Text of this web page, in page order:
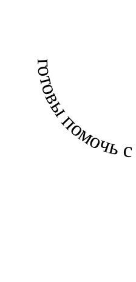
готовы помочь